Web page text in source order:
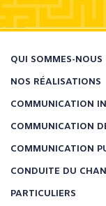
QUI SOMMES-NOUS
NOS RÉALISATIONS
COMMUNICATION
COMMUNICATION
COMMUNICATION
CONDUITE DU
PARTICULIERS